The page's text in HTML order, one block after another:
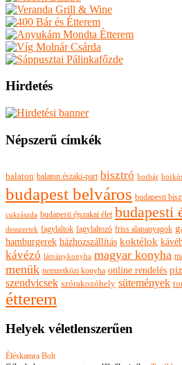
Hirdetés
Népszerű címkék
balaton balaton északi-part bisztró borbár
budapest belváros budapesti
cukrászda budapesti éjszakai élet budapesti
desszertek fagylaltok fagylaltozó friss alapanyagok
hamburgerek házhozszállítás koktélok
kávézó látványkonyha magyar konyha
menük nemzetközi konyha online rendelés
szendvicsek szórakozóhely sütemények
étterem
Helyek véletlenszerűen
Éléskamra Bolt